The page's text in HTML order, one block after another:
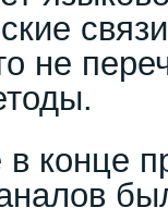
не
конце